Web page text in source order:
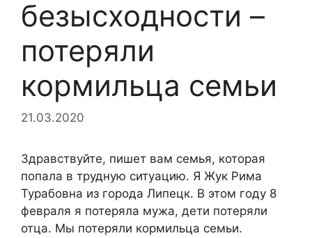
безысходности –
потеряли
кормильца семьи
21.03.2020
Здравствуйте, пишет вам семья, которая
попала в трудную ситуацию. Я Жук Рима
Турабовна из города Липецк. В этом году 8
февраля я потеряла мужа, дети потеряли
отца. Мы потеряли кормильца семьи.